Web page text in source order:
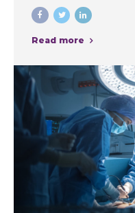
Read more